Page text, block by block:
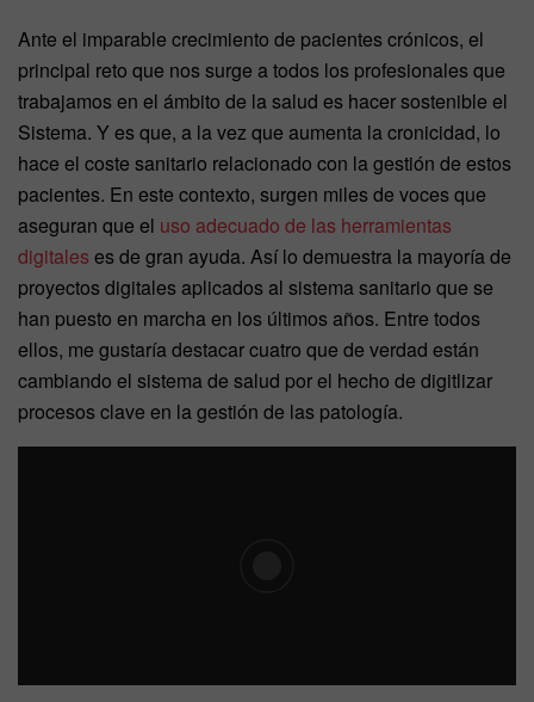
Ante el imparable crecimiento de pacientes crónicos, el
principal reto que nos surge a todos los profesionales que
trabajamos en el ámbito de la salud es hacer sostenible el
Sistema. Y es que, a la vez que aumenta la cronicidad, lo
hace el coste sanitario relacionado con la gestión de estos
pacientes. En este contexto, surgen miles de voces que
aseguran que el uso adecuado de las herramientas
digitales es de gran ayuda. Así lo demuestra la mayoría de
proyectos digitales aplicados al sistema sanitario que se
han puesto en marcha en los últimos años. Entre todos
ellos, me gustaría destacar cuatro que de verdad están
cambiando el sistema de salud por el hecho de digitlizar
procesos clave en la gestión de las patología.